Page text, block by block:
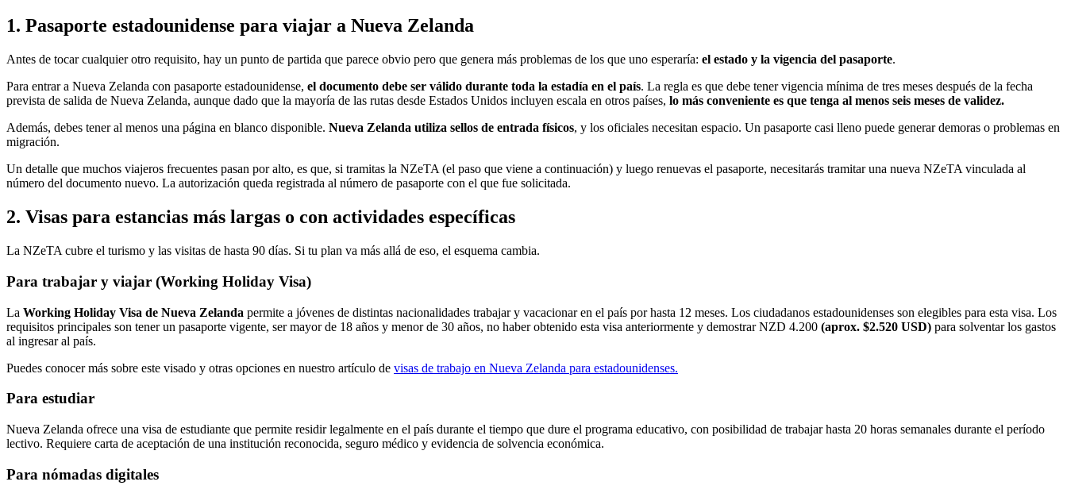
1. Pasaporte estadounidense para viajar a Nueva Zelanda
Antes de tocar cualquier otro requisito, hay un punto de partida que parece obvio pero que genera más problemas de los que uno esperaría: el estado y la vigencia del pasaporte.
Para entrar a Nueva Zelanda con pasaporte estadounidense, el documento debe ser válido durante toda la estadía en el país. La regla es que debe tener vigencia mínima de tres meses después de la fecha
prevista de salida de Nueva Zelanda, aunque dado que la mayoría de las rutas desde Estados Unidos incluyen escala en otros países, lo más conveniente es que tenga al menos seis meses de validez.
Además, debes tener al menos una página en blanco disponible. Nueva Zelanda utiliza sellos de entrada físicos, y los oficiales necesitan espacio. Un pasaporte casi lleno puede generar demoras o problemas en
migración.
Un detalle que muchos viajeros frecuentes pasan por alto, es que, si tramitas la NZeTA (el paso que viene a continuación) y luego renuevas el pasaporte, necesitarás tramitar una nueva NZeTA vinculada al
número del documento nuevo. La autorización queda registrada al número de pasaporte con el que fue solicitada.
2. Visas para estancias más largas o con actividades específicas
La NZeTA cubre el turismo y las visitas de hasta 90 días. Si tu plan va más allá de eso, el esquema cambia.
Para trabajar y viajar (Working Holiday Visa)
La Working Holiday Visa de Nueva Zelanda permite a jóvenes de distintas nacionalidades trabajar y vacacionar en el país por hasta 12 meses. Los ciudadanos estadounidenses son elegibles para esta visa. Los
requisitos principales son tener un pasaporte vigente, ser mayor de 18 años y menor de 30 años, no haber obtenido esta visa anteriormente y demostrar NZD 4.200 (aprox. $2.520 USD) para solventar los gastos
al ingresar al país.
Puedes conocer más sobre este visado y otras opciones en nuestro artículo de visas de trabajo en Nueva Zelanda para estadounidenses.
Para estudiar
Nueva Zelanda ofrece una visa de estudiante que permite residir legalmente en el país durante el tiempo que dure el programa educativo, con posibilidad de trabajar hasta 20 horas semanales durante el período
lectivo. Requiere carta de aceptación de una institución reconocida, seguro médico y evidencia de solvencia económica.
Para nómadas digitales